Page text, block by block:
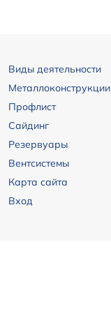
Виды деятельности
Металлоконструкции
Профлист
Сайдинг
Резервуары
Вентсистемы
Карта сайта
Вход